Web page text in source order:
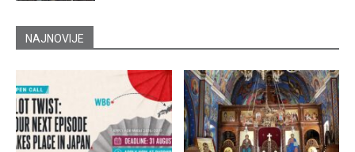
NAJNOVIJE